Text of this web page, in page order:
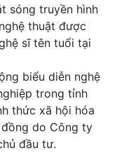
sóng truyền hình
thuật được
sĩ tên tuổi tại
biểu diễn nghệ
trong tỉnh
thức xã hội hóa
do Công ty
đầu tư.